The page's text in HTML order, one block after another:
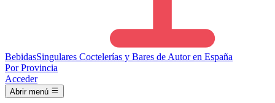
BebidasSingulares Coctelerías y Bares de Autor en España
Por Provincia
Acceder
Abrir menú